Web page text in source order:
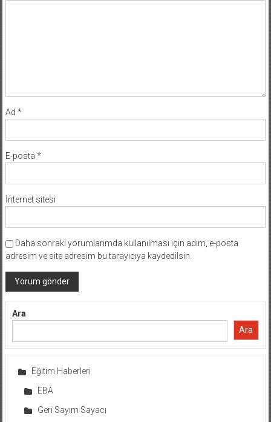
Ad *
E-posta *
İnternet sitesi
Daha sonraki yorumlarımda kullanılması için adım, e-posta
adresim ve site adresim bu tarayıcıya kaydedilsin.
Ara
Ara
Eğitim Haberleri
EBA
Geri Sayım Sayacı